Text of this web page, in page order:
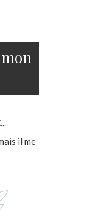
il me